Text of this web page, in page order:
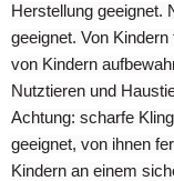
Herstellung geeignet.
geeignet. Von
von Kindern
Nutztieren und
Achtung: scharfe
geeignet, von ihnen
Kindern an einem